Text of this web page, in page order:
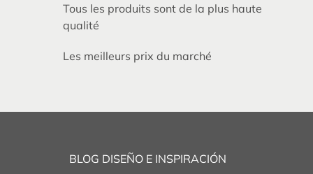
Tous les produits sont de la plus haute
qualité
Les meilleurs prix du marché
BLOG DISEÑO E INSPIRACIÓN